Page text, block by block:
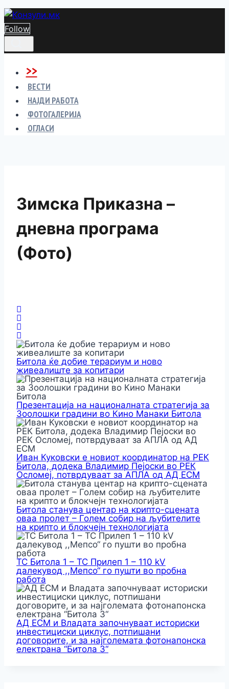
Skip
to
Follow
>>
ВЕСТИ
НАЈДИ РАБОТА
ФОТОГАЛЕРИЈА
ОГЛАСИ
Зимска Приказна –
дневна програма
(Фото)
Битола ќе добие терариум и ново
живеалиште за копитари
Презентација на националната стратегија за
Зоолошки градини во Кино Манаки Битола
Иван Куковски е новиот координатор на РЕК
Битола, додека Владимир Пејоски во РЕК
Осломеј, потврдуваат за АПЛА од АД ЕСМ
Битола станува центар на крипто-сцената
оваа пролет – Голем собир на љубителите
на крипто и блокчејн технологијата
ТС Битола 1 – ТС Прилеп 1 – 110 kV
далекувод ,,Мепсо“ го пушти во пробна
работа
АД ЕСМ и Владата започнуваат историски
инвестициски циклус, потпишани
договорите, и за најголемата фотонапонска
електрана “Битола 3“